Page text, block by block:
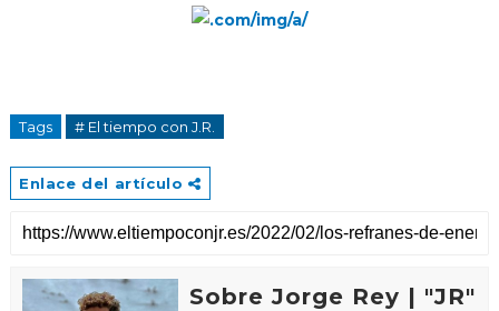
Tags # El tiempo con J.R.
Enlace del artículo
Sobre Jorge Rey | "JR"